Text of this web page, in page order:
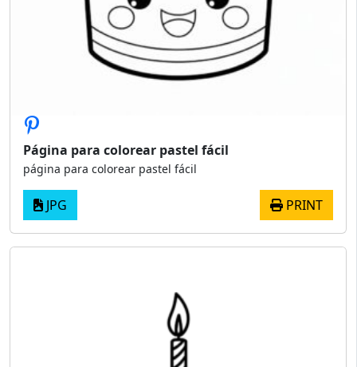
Página para colorear pastel fácil
página para colorear pastel fácil
JPG PRINT